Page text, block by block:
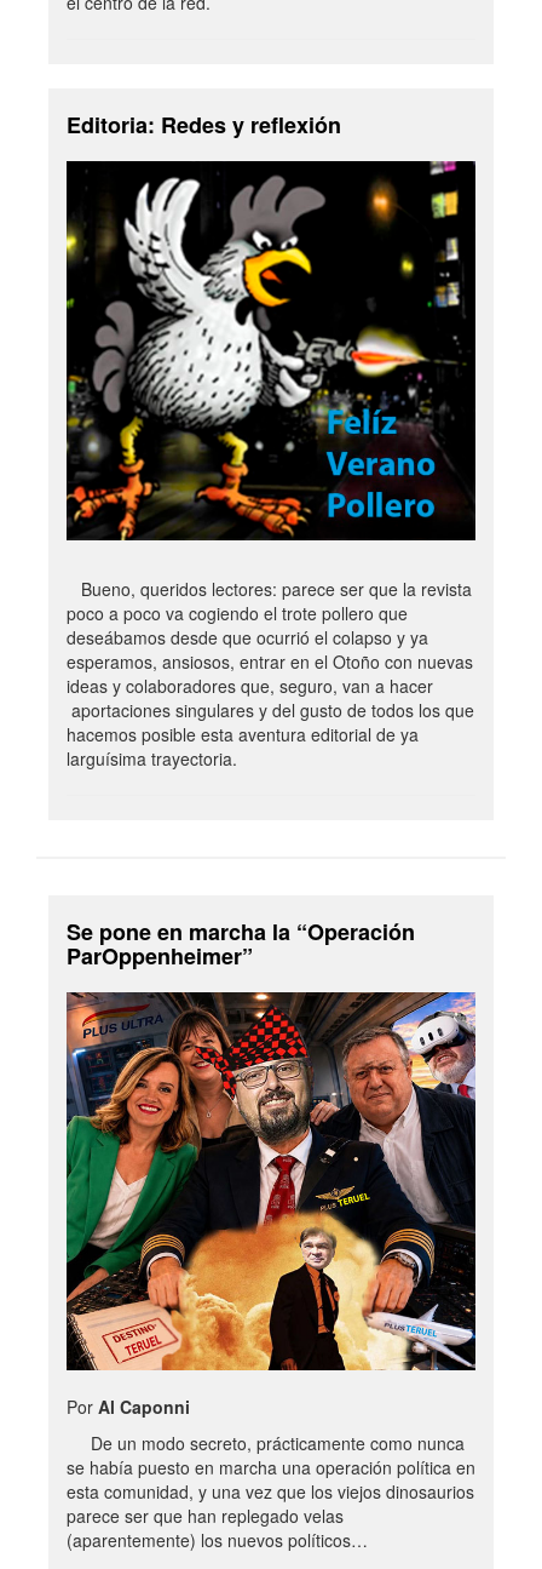
Editoria: Redes y reflexión
Bueno, queridos lectores: parece ser que la revista
poco a poco va cogiendo el trote pollero que
deseábamos desde que ocurrió el colapso y ya
esperamos, ansiosos, entrar en el Otoño con nuevas
ideas y colaboradores que, seguro, van a hacer
aportaciones singulares y del gusto de todos los que
hacemos posible esta aventura editorial de ya
larguísima trayectoria.
Se pone en marcha la “Operación
ParOppenheimer”
Por Al Caponni
De un modo secreto, prácticamente como nunca
se había puesto en marcha una operación política en
esta comunidad, y una vez que los viejos dinosaurios
parece ser que han replegado velas
(aparentemente) los nuevos políticos…